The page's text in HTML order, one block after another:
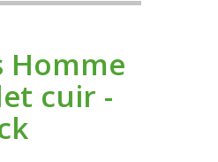
Homme
cuir -